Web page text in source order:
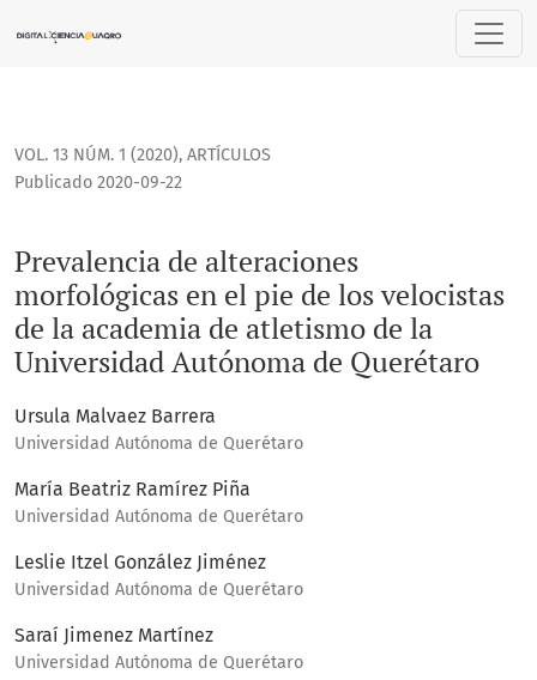
Prevalencia de alteraciones morfológicas en el pie de
VOL. 13 NÚM. 1 (2020), ARTÍCULOS
Prevalencia de alteraciones
morfológicas en el pie de los velocistas
de la academia de atletismo de la
Universidad Autónoma de Querétaro
Publicado 2020-09-22
Ursula Malvaez Barrera
Universidad Autónoma de Querétaro
María Beatriz Ramírez Piña
Universidad Autónoma de Querétaro
Leslie Itzel González Jiménez
Universidad Autónoma de Querétaro
Saraí Jimenez Martínez
Universidad Autónoma de Querétaro